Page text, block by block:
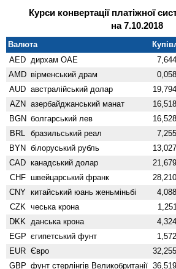
Курси конвертації платіжної
на 7.10.2018
Валюта
AED дирхам ОАЕ
AMD вiрменський драм
AUD австралійський долар
AZN азербайджанський манат
BGN болгарський лев
BRL бразильський реал
BYN білоруський рубль
CAD канадський долар
CHF швейцарський франк
CNY китайський юань женьмiньбi
CZK чеська крона
DKK данська крона
EGP єгипетський фунт
EUR Євро
GBP фунт стерлінгів Велико­британії